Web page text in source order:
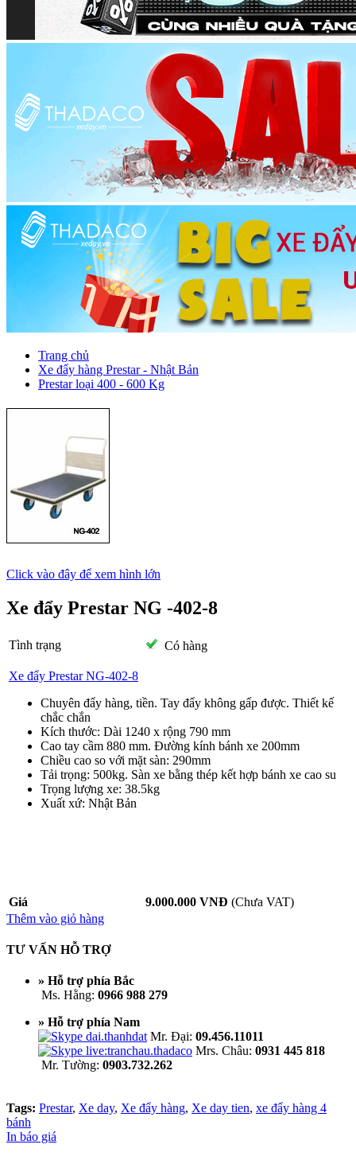
Trang chủ
Xe đẩy hàng Prestar - Nhật Bản
Prestar loại 400 - 600 Kg
Click vào đây để xem hình lớn
Xe đẩy Prestar NG -402-8
Tình trạng Có hàng
Xe đẩy Prestar NG-402-8
Chuyên đẩy hàng, tiền. Tay đẩy không gấp được. Thiết kế
chắc chắn
Kích thước: Dài 1240 x rộng 790 mm
Cao tay cầm 880 mm. Đường kính bánh xe 200mm
Chiều cao so với mặt sàn: 290mm
Tải trọng: 500kg. Sàn xe bằng thép kết hợp bánh xe cao su
Trọng lượng xe: 38.5kg
Xuất xứ: Nhật Bản
Giá 9.000.000 VNĐ (Chưa VAT)
Thêm vào giỏ hàng
TƯ VẤN HỖ TRỢ
» Hỗ trợ phía Bắc
Ms. Hằng: 0966 988 279
» Hỗ trợ phía Nam
Mr. Đại: 09.456.11011
Mrs. Châu: 0931 445 818
Mr. Tường: 0903.732.262
Tags: Prestar, Xe day, Xe đẩy hàng, Xe day tien, xe đẩy hàng 4
bánh
In báo giá